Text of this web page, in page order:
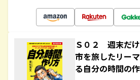
Ｓ０２ 週末だ
市を旅したリー
る自分の時間の